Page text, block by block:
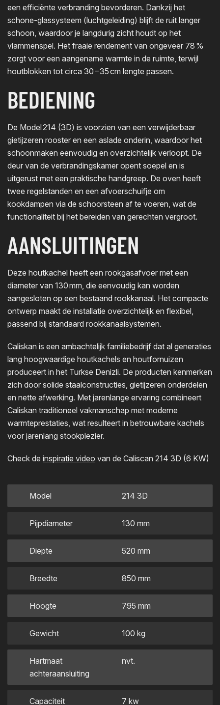
een efficiënte verbranding bevorderen. Dankzij het
schone-glassysteem (luchtgeleiding) blijft de ruit langer
schoon, waardoor je langdurig zicht houdt op het
vlammenspel. Het fraaie rendement van ongeveer 78 %
zorgt voor een aangename warmte in de ruimte, terwijl
houtblokken tot circa 30 – 35 cm lengte passen.
BEDIENING
De Model 214 (3D) is voorzien van een verwijderbaar
gietijzeren rooster en een aslade onderin, waardoor het
schoonmaken eenvoudig en overzichtelijk verloopt. De
deur van de verbrandingskamer opent soepel en is
uitgerust met een praktische handgreep. De oven heeft
twee regelstanden en een afvoerschuifje om
kookdampen via de schoorsteen af te voeren, wat de
functionaliteit bij het bereiden van gerechten vergroot.
AANSLUITINGEN
Deze houtkachel heeft een rookgasafvoer met een
diameter van 130 mm, die eenvoudig kan worden
aangesloten op een bestaand rookkanaal. Het compacte
ontwerp maakt de installatie overzichtelijk en flexibel,
passend bij standaard rookkanaalsystemen.
Caliskan is een ambachtelijk familiebedrijf dat al generaties
lang hoogwaardige houtkachels en houtfornuizen
produceert in het Turkse Denizli. De producten kenmerken
zich door solide staalconstructies, gietijzeren onderdelen
en nette afwerking. Met jarenlange ervaring combineert
Caliskan traditioneel vakmanschap met moderne
warmteprestaties, wat resulteert in betrouwbare kachels
voor jarenlang stookplezier.
Check de inspiratie video van de Caliscan 214 3D (6 KW)
Model 214 3D
Pijpdiameter 130 mm
Diepte 520 mm
Breedte 850 mm
Hoogte 795 mm
Gewicht 100 kg
Hartmaat
achteraansluiting
nvt.
Capaciteit 7 kw